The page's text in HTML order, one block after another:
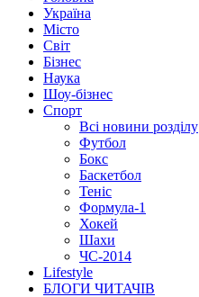
Україна
Місто
Світ
Бізнес
Наука
Шоу-бізнес
Спорт
Всі новини розділу
Футбол
Бокс
Баскетбол
Теніс
Формула-1
Хокей
Шахи
ЧС-2014
Lifestyle
БЛОГИ ЧИТАЧІВ